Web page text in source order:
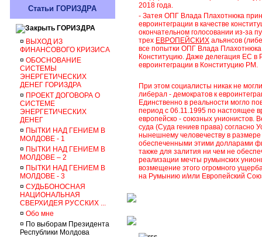
Статьи ГОРИЗДРА
ГОРИЗДРА
¤ ВЫХОД ИЗ
ФИНАНСОВОГО КРИЗИСА
¤ ОБОСНОВАНИЕ
СИСТЕМЫ
ЭНЕРГЕТИЧЕСКИХ
ДЕНЕГ ГОРИЗДРА
¤ ПРОЕКТ ДОГОВОРА О
СИСТЕМЕ
ЭНЕРГЕТИЧЕСКИХ
ДЕНЕГ
¤ ПЫТКИ НАД ГЕНИЕМ В
МОЛДОВЕ - 1
¤ ПЫТКИ НАД ГЕНИЕМ В
МОЛДОВЕ – 2
¤ ПЫТКИ НАД ГЕНИЕМ В
МОЛДОВЕ - 3
¤ СУДЬБОНОСНАЯ
НАЦИОНАЛЬНАЯ
СВЕРХИДЕЯ РУССКИХ ...
¤ Обо мне
¤ По выборам Президента
Республики Молдова
2018 года.
- Затея ОПГ Влада Плахотнюка
евроинтеграции в качестве
окончательном голосовании из-за
трех ЕВРОПЕЙСКИХ альянсов
все попытки ОПГ Влада Плахотнюка
Конституцию. Даже делегация ЕС в
евроинтеграции в Конституцию РМ.
При этом социалисты никак не
либерал - демократов к
Единственно в реальности могло
период с 06.11.1995 по настоящее
европейско - союзных унионистов.
суда (Суда гениев права) согласно
нынешнему человечеству в
обеспеченными этими долларами
также для залития ни чем не
реализации мечты румынских
возмещение этого огромного
на Румынию и/или Европейский